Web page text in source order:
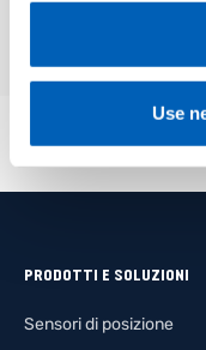
regarding
Gefran -
Use
PRODOTTI E SOLUZIONI
Sensori di posizione